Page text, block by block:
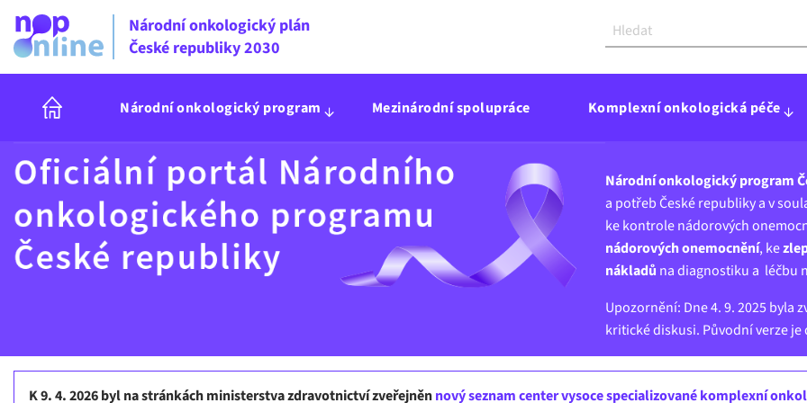
Národní onkologický plán
České republiky 2030
Národní onkologický program Mezinárodní spolupráce Komplexní onkologická péče
Národní onkologický program
a potřeb České republiky a v
ke kontrole nádorových
nádorových onemocnění, ke
nákladů na diagnostiku a léčbu
Upozornění: Dne 4. 9. 2025
kritické diskusi. Původní verze
K 9. 4. 2026 byl na stránkách ministerstva zdravotnictví zveřejněnnový seznam center vysoce specializované komplexní